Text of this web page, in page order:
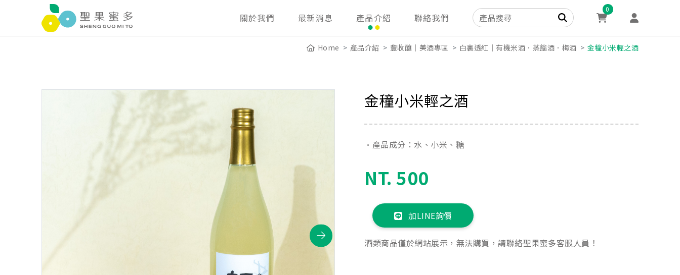
關於我們 最新消息 產品介紹 聯絡我們
0
Home 產品介紹 豐收釀｜美酒專區 白裏透紅｜有機米酒．蒸餾酒．梅酒 金穜小米輕之酒
金穜小米輕之酒
•產品成分：水、小米、糖
NT. 500
加LINE詢價
酒類商品僅於網站展示，無法購買，請聯絡聖果蜜多客服人員！